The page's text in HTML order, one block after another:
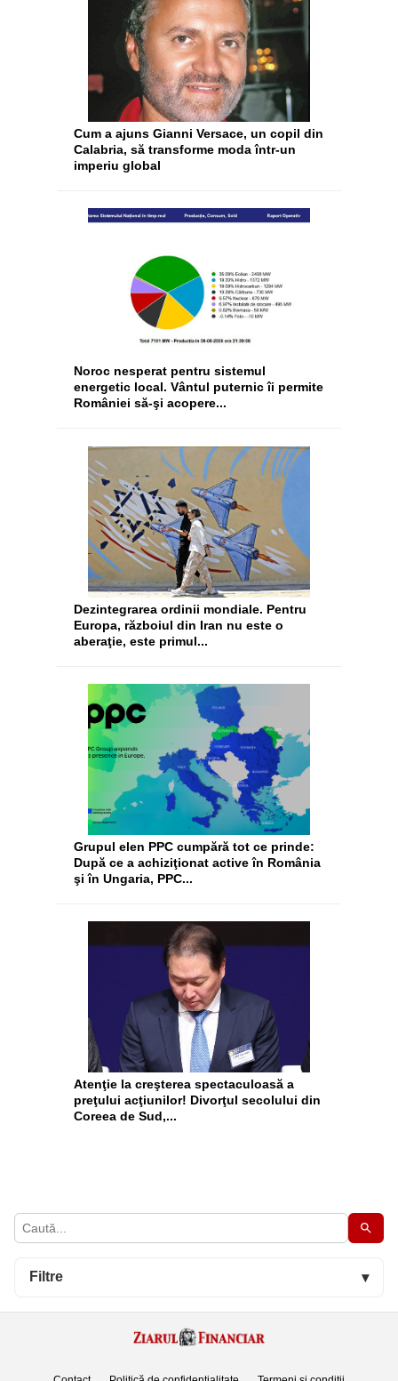
Filtre ▾
Cum a ajuns Gianni Versace, un copil din
Calabria, să transforme moda într-un
imperiu global
Noroc nesperat pentru sistemul
energetic local. Vântul puternic îi permite
României să-şi acopere...
Dezintegrarea ordinii mondiale. Pentru
Europa, războiul din Iran nu este o
aberaţie, este primul...
Grupul elen PPC cumpără tot ce prinde:
După ce a achiziţionat active în România
şi în Ungaria, PPC...
Atenţie la creşterea spectaculoasă a
preţului acţiunilor! Divorţul secolului din
Coreea de Sud,...